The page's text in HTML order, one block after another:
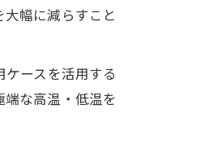
幅に減らすこと
ースを活用する
な高温・低温を